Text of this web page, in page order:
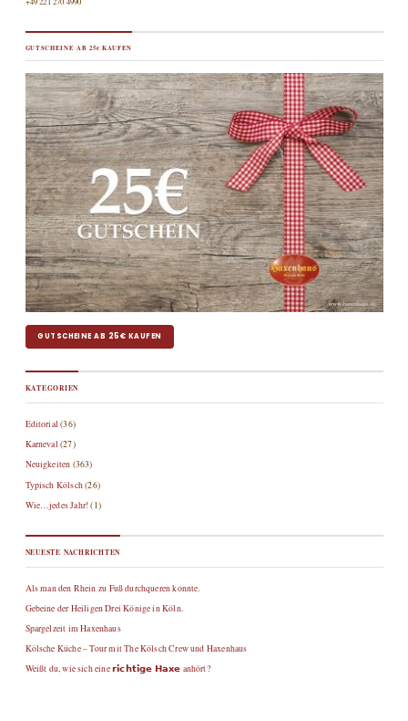
GUTSCHEINE AB 25€ KAUFEN
GUTSCHEINE AB 25€ KAUFEN
KATEGORIEN
Editorial (36)
Karneval (27)
Neuigkeiten (363)
Typisch Kölsch(26)
Wie…jedes Jahr!(1)
NEUESTE NACHRICHTEN
Als man den Rhein zu Fuß durchqueren konnte.
Gebeine der Heiligen Drei Könige in Köln.
Spargelzeit im Haxenhaus
Kölsche Küche – Tour mit The Kölsch Crew und Haxenhaus
Weißt du, wie sich eine 𝗿𝗶𝗰𝗵𝘁𝗶𝗴𝗲 𝗛𝗮𝘅𝗲 anhört?